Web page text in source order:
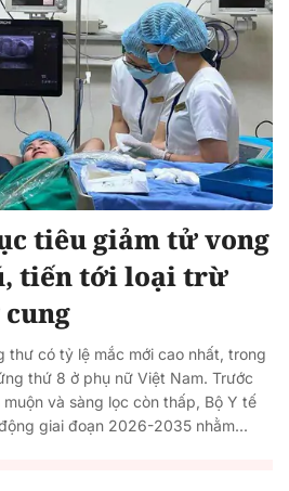
tiêu giảm tử vong
tiến tới loại trừ
thư có tỷ lệ mắc mới cao nhất, trong
thứ 8 ở phụ nữ Việt Nam. Trước
và sàng lọc còn thấp, Bộ Y tế
giai đoạn 2026-2035 nhằm...